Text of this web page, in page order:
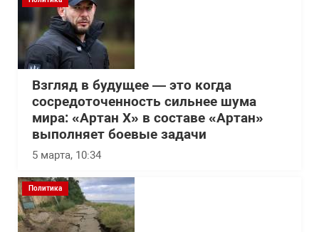
Взгляд в будущее — это когда
сосредоточенность сильнее шума
мира: «Артан Х» в составе «Артан»
выполняет боевые задачи
5 марта, 10:34
Политика